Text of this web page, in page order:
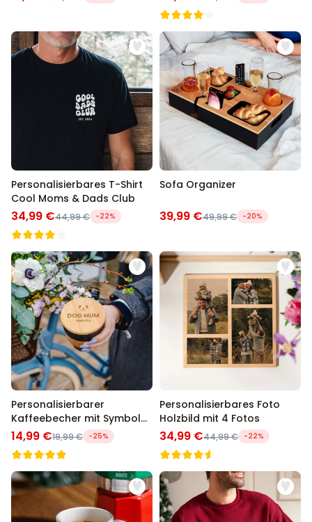
Personalisierbares T-Shirt
Cool Moms & Dads Club
34,99 €44,99 € -22%
Sofa Organizer
39,99 €49,99 € -20%
Personalisierbarer
Kaffeebecher mit Symbol
und Text
14,99 €19,99 € -25%
Personalisierbares Foto
Holzbild mit 4 Fotos
34,99 €44,99 € -22%